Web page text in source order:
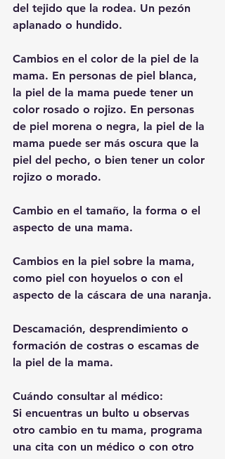
del tejido que la rodea. Un pezón
aplanado o hundido.
Cambios en el color de la piel de la
mama. En personas de piel blanca,
la piel de la mama puede tener un
color rosado o rojizo. En personas
de piel morena o negra, la piel de la
mama puede ser más oscura que la
piel del pecho, o bien tener un color
rojizo o morado.
Cambio en el tamaño, la forma o el
aspecto de una mama.
Cambios en la piel sobre la mama,
como piel con hoyuelos o con el
aspecto de la cáscara de una naranja.
Descamación, desprendimiento o
formación de costras o escamas de
la piel de la mama.
Cuándo consultar al médico:
Si encuentras un bulto u observas
otro cambio en tu mama, programa
una cita con un médico o con otro